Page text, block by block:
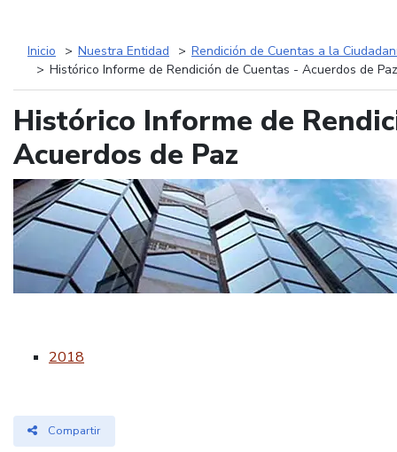
Inicio Nuestra Entidad
Rendición de Cuentas a la
Histórico Informe de Rendición de Cuentas - Acuerdos de Paz
Histórico Informe de
Acuerdos de Paz
2018
Compartir